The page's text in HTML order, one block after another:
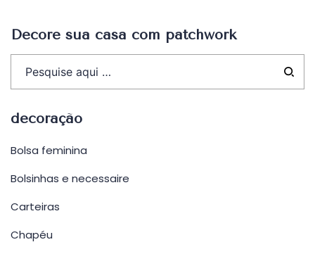
Decore sua casa com patchwork
decoração
Bolsa feminina
Bolsinhas e necessaire
Carteiras
Chapéu